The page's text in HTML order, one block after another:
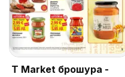
T Market брошура -